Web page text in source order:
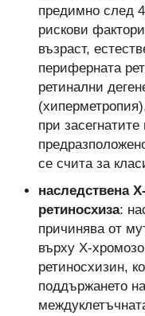
предимно след
рискови
възраст,
периферната
ретинални
при
се счита за
наследствена
ретиносхиза:
причинява от
върху Х-
ретиносхизин,
поддържането